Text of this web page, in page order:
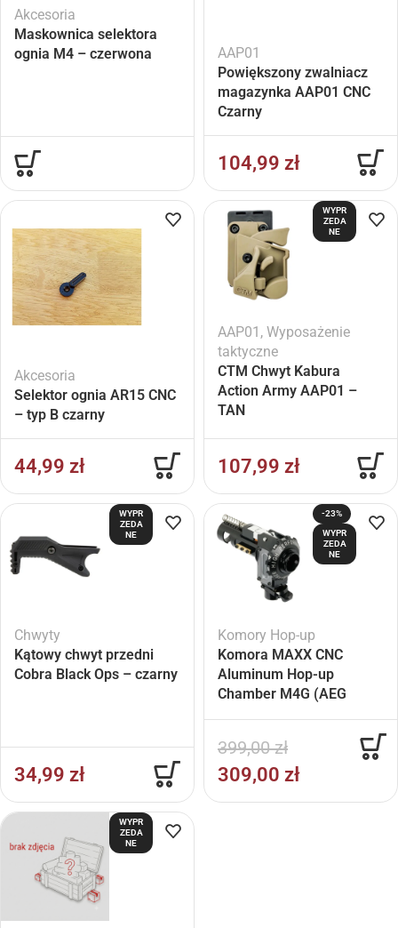
Akcesoria
Maskownica selektora
ognia M4 – czerwona
AAP01
Powiększony zwalniacz
magazynka AAP01 CNC
Czarny
104,99 zł
Akcesoria
Selektor ognia AR15 CNC
– typ B czarny
44,99 zł
WYPR
ZEDA
NE
AAP01 , Wyposażenie
taktyczne
CTM Chwyt Kabura
Action Army AAP01 –
TAN
107,99 zł
WYPR
ZEDA
NE
Chwyty
Kątowy chwyt przedni
Cobra Black Ops – czarny
34,99 zł
-23%
WYPR
ZEDA
NE
Komory Hop-up
Komora MAXX CNC
Aluminum Hop-up
Chamber M4G (AEG
399,00zł
309,00 zł
WYPR
ZEDA
NE